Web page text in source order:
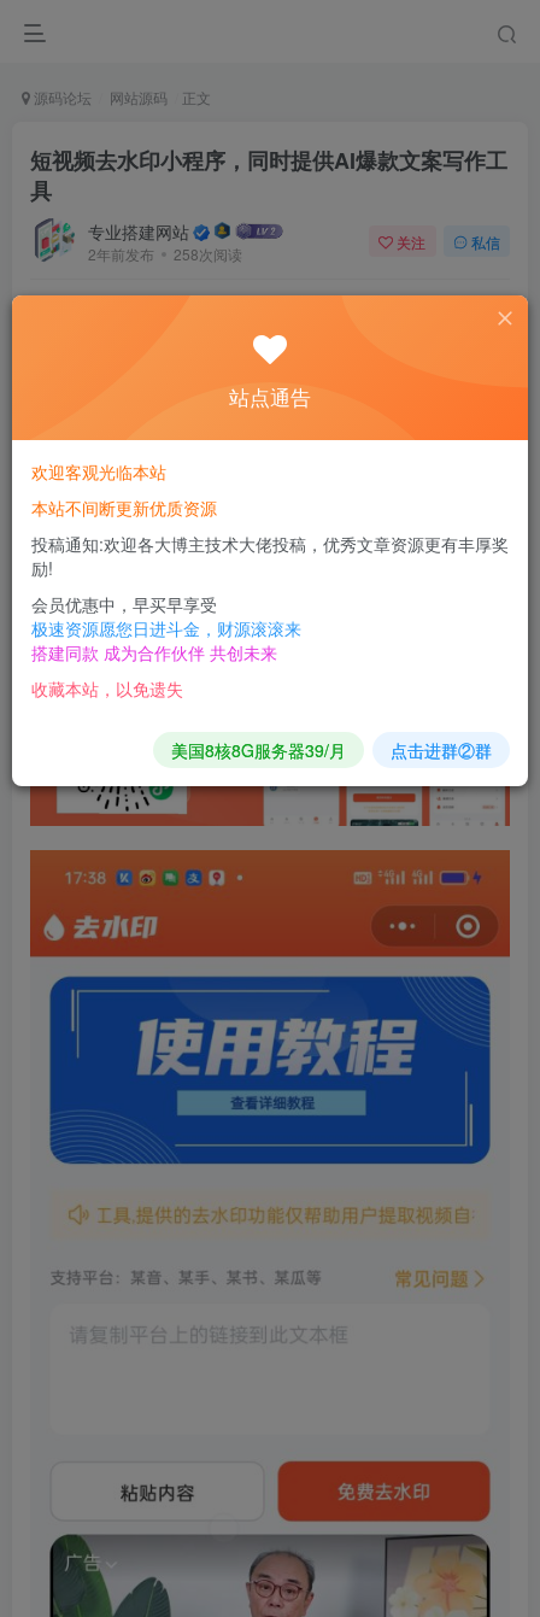
源码论坛 网站源码 正文
短视频去水印小程序，同时提供AI爆款文案写作工
具
专业搭建网站
2年前发布 258次阅读
关注 私信
开，支持流量主，支持解析接口轮训，支持AI爆款文
案，支持小程序友链等等，详私聊v:yuanmachu
站点通告
欢迎客观光临本站
本站不间断更新优质资源
投稿通知:欢迎各大博主技术大佬投稿，优秀文章资源更有丰厚奖
励!
会员优惠中，早买早享受
极速资源愿您日进斗金，财源滚滚来
搭建同款 成为合作伙伴 共创未来
收藏本站，以免遗失
美国8核8G服务器39/月 点击进群②群